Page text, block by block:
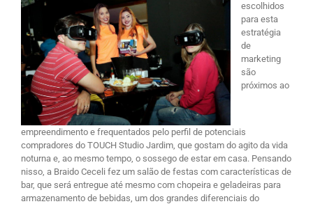
escolhidos
para esta
estratégia
de
marketing
são
próximos ao
empreendimento e frequentados pelo perfil de potenciais
compradores do TOUCH Studio Jardim, que gostam do agito da vida
noturna e, ao mesmo tempo, o sossego de estar em casa. Pensando
nisso, a Braido Ceceli fez um salão de festas com características de
bar, que será entregue até mesmo com chopeira e geladeiras para
armazenamento de bebidas, um dos grandes diferenciais do